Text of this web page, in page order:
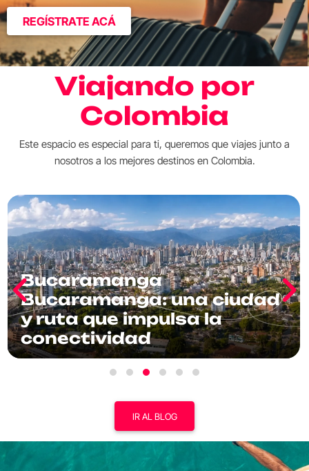
REGÍSTRATE ACÁ
Viajando por
Colombia
Este espacio es especial para ti, queremos que viajes junto a
nosotros a los mejores destinos en Colombia.
Bucaramanga
Bucaramanga: una ciudad
y ruta que impulsa la
conectividad
IR AL BLOG